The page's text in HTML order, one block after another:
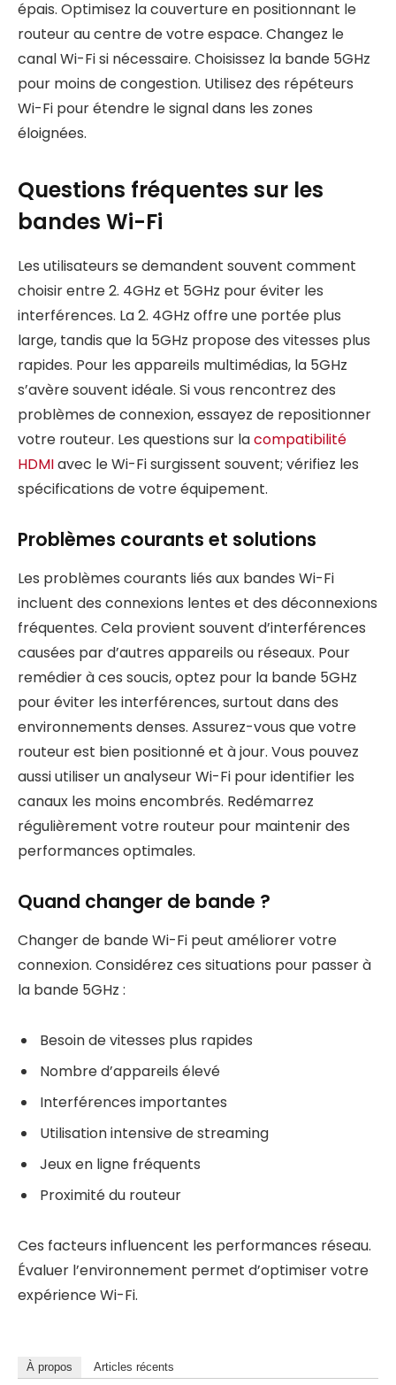
épais. Optimisez la couverture en positionnant le
routeur au centre de votre espace. Changez le
canal Wi-Fi si nécessaire. Choisissez la bande 5GHz
pour moins de congestion. Utilisez des répéteurs
Wi-Fi pour étendre le signal dans les zones
éloignées.
Questions fréquentes sur les
bandes Wi-Fi
Les utilisateurs se demandent souvent comment
choisir entre 2. 4GHz et 5GHz pour éviter les
interférences. La 2. 4GHz offre une portée plus
large, tandis que la 5GHz propose des vitesses plus
rapides. Pour les appareils multimédias, la 5GHz
s’avère souvent idéale. Si vous rencontrez des
problèmes de connexion, essayez de repositionner
votre routeur. Les questions sur lacompatibilité
HDMIavec le Wi-Fi surgissent souvent; vérifiez les
spécifications de votre équipement.
Problèmes courants et solutions
Les problèmes courants liés aux bandes Wi-Fi
incluent des connexions lentes et des déconnexions
fréquentes. Cela provient souvent d’interférences
causées par d’autres appareils ou réseaux. Pour
remédier à ces soucis, optez pour la bande 5GHz
pour éviter les interférences, surtout dans des
environnements denses. Assurez-vous que votre
routeur est bien positionné et à jour. Vous pouvez
aussi utiliser un analyseur Wi-Fi pour identifier les
canaux les moins encombrés. Redémarrez
régulièrement votre routeur pour maintenir des
performances optimales.
Quand changer de bande ?
Changer de bande Wi-Fi peut améliorer votre
connexion. Considérez ces situations pour passer à
la bande 5GHz :
Besoin de vitesses plus rapides
Nombre d’appareils élevé
Interférences importantes
Utilisation intensive de streaming
Jeux en ligne fréquents
Proximité du routeur
Ces facteurs influencent les performances réseau.
Évaluer l’environnement permet d’optimiser votre
expérience Wi-Fi.
À propos Articles récents